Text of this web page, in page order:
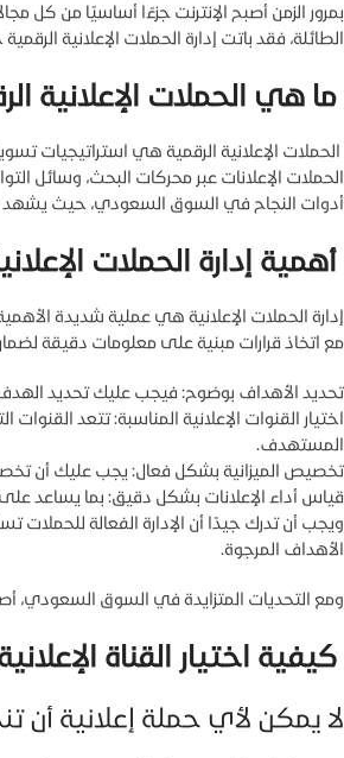
بمرور الزمن أصبح الإنترنت جزءًا أساسيًا من كل
الطائلة، فقد باتت إدارة الحملات الإعلانية
ما هي الحملات الإعلانية
الحملات الإعلانية الرقمية هي استراتيجيات
الحملات الإعلانات عبر محركات البحث، وسائل
أدوات النجاح في السوق السعودي، حيث يشهد
أهمية إدارة الحملات
إدارة الحملات الإعلانية هي عملية شديدة
مع اتخاذ قرارات مبنية على معلومات دقيقة
تحديد الأهداف بوضوح: فيجب عليك تحديد الهدف
اختيار القنوات الإعلانية المناسبة: تتعد
المستهدف.
تخصيص الميزانية بشكل فعال: يجب عليك أن
قياس أداء الإعلانات بشكل دقيق: بما يساعد
ويجب أن تدرك جيدًا أن الإدارة الفعالة
الأهداف المرجوة.
ومع التحديات المتزايدة في السوق السعودي،
كيفية اختيار القناة
لا يمكن لأي حملة إعلانية أن